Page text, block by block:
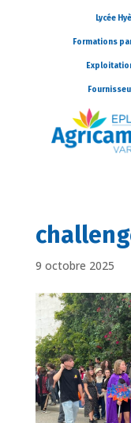
Lycée
Formations
9 octobre 2025